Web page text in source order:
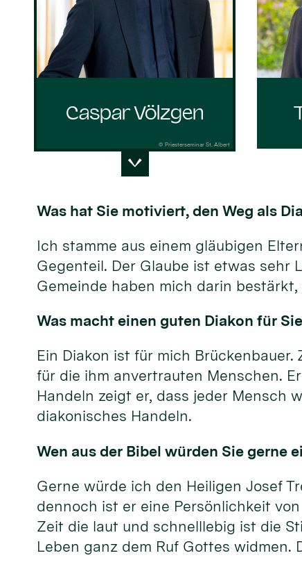
Caspar Völzgen
© Priesterseminar St. Albert
Was hat Sie motiviert, den Weg als
Ich stamme aus einem gläubigen
Gegenteil. Der Glaube ist etwas sehr
Gemeinde haben mich darin
Was macht einen guten Diakon für
Ein Diakon ist für mich
für die ihm anvertrauten Menschen.
Handeln zeigt er, dass jeder Mensch
diakonisches Handeln.
Wen aus der Bibel würden Sie gerne
Gerne würde ich den Heiligen Josef
dennoch ist er eine Persönlichkeit
Zeit die laut und schnelllebig ist die
Leben ganz dem Ruf Gottes